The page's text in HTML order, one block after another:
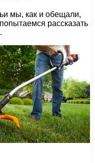
мы, как и обещали,
рассказать